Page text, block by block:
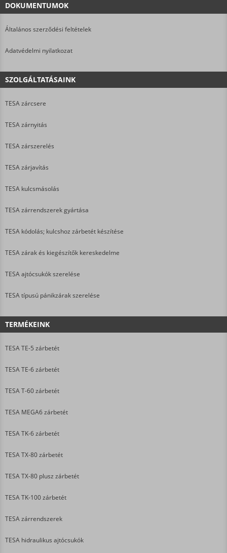
DOKUMENTUMOK
Általános szerződési feltételek
Adatvédelmi nyilatkozat
SZOLGÁLTATÁSAINK
TESA zárcsere
TESA zárnyitás
TESA zárszerelés
TESA zárjavítás
TESA kulcsmásolás
TESA zárrendszerek gyártása
TESA kódolás; kulcshoz zárbetét készítése
TESA zárak és kiegészítők kereskedelme
TESA ajtócsukók szerelése
TESA típusú pánikzárak szerelése
TERMÉKEINK
TESA TE-5 zárbetét
TESA TE-6 zárbetét
TESA T-60 zárbetét
TESA MEGA6 zárbetét
TESA TK-6 zárbetét
TESA TX-80 zárbetét
TESA TX-80 plusz zárbetét
TESA TK-100 zárbetét
TESA zárrendszerek
TESA hidraulikus ajtócsukók